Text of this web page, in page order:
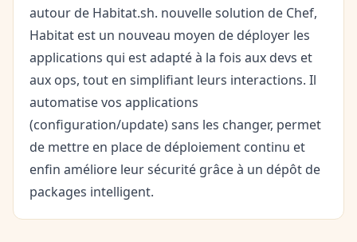
autour de Habitat.sh. nouvelle solution de Chef,
Habitat est un nouveau moyen de déployer les
applications qui est adapté à la fois aux devs et
aux ops, tout en simplifiant leurs interactions. Il
automatise vos applications
(configuration/update) sans les changer, permet
de mettre en place de déploiement continu et
enfin améliore leur sécurité grâce à un dépôt de
packages intelligent.